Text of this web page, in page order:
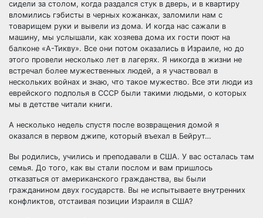
сидели за столом, когда раздался стук в дверь, и в квартиру
вломились гэбисты в черных кожанках, заломили нам с
товарищем руки и вывели из дома. И когда нас сажали в
машину, мы услышали, как хозяева дома их гости поют на
балконе «А-Тикву». Все они потом оказались в Израиле, но до
этого провели несколько лет в лагерях. Я никогда в жизни не
встречал более мужественных людей, а я участвовал в
нескольких войнах и знаю, что такое мужество. Все эти люди из
еврейского подполья в СССР были такими людьми, о которых
мы в детстве читали книги.
А несколько недель спустя после возвращения домой я
оказался в первом джипе, который въехал в Бейрут…
Вы родились, учились и преподавали в США. У вас осталась там
семья. До того, как вы стали послом и вам пришлось
отказаться от американского гражданства, вы были
гражданином двух государств. Вы не испытываете внутренних
конфликтов, отстаивая позиции Израиля в США?